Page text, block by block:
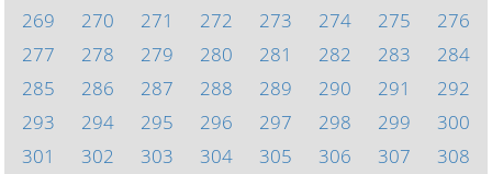
269
270 271 272 273 274 275
276
277
278 279 280 281 282 283
284
285
286 287 288 289 290 291
292
293
294 295 296 297 298 299
300
301
302 303 304 305 306 307
308